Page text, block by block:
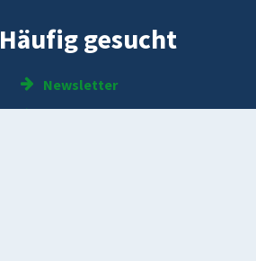
Häufig gesucht
Newsletter